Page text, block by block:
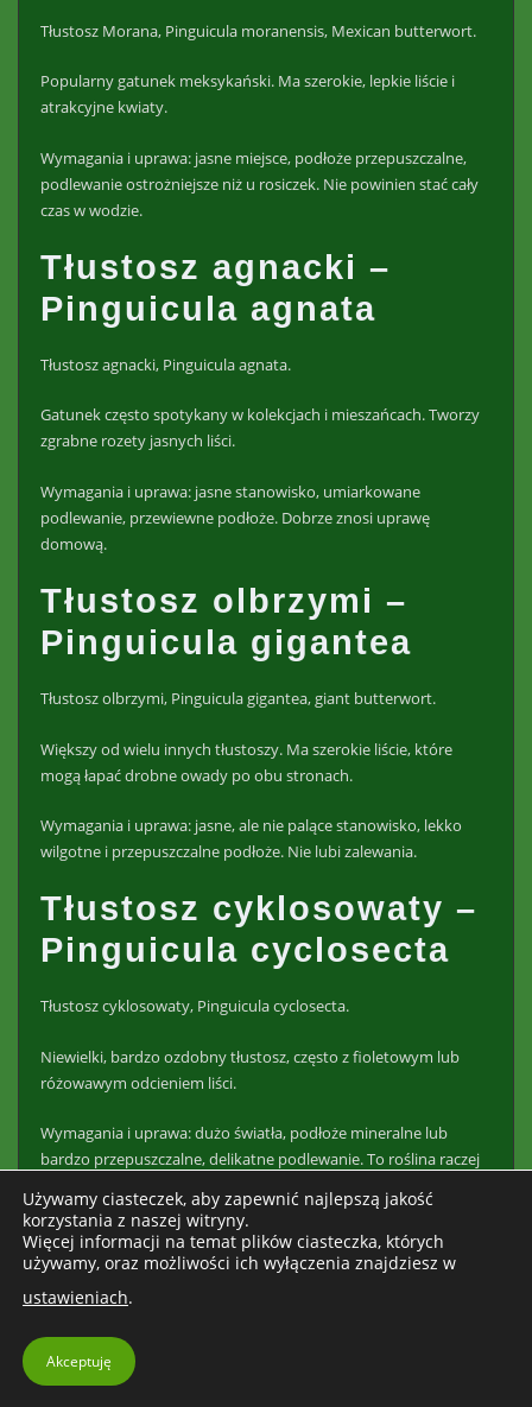
Tłustosz Morana, Pinguicula moranensis, Mexican butterwort.
Popularny gatunek meksykański. Ma szerokie, lepkie liście i
atrakcyjne kwiaty.
Wymagania i uprawa: jasne miejsce, podłoże przepuszczalne,
podlewanie ostrożniejsze niż u rosiczek. Nie powinien stać cały
czas w wodzie.
Tłustosz agnacki –
Pinguicula agnata
Tłustosz agnacki, Pinguicula agnata.
Gatunek często spotykany w kolekcjach i mieszańcach. Tworzy
zgrabne rozety jasnych liści.
Wymagania i uprawa: jasne stanowisko, umiarkowane
podlewanie, przewiewne podłoże. Dobrze znosi uprawę
domową.
Tłustosz olbrzymi –
Pinguicula gigantea
Tłustosz olbrzymi, Pinguicula gigantea, giant butterwort.
Większy od wielu innych tłustoszy. Ma szerokie liście, które
mogą łapać drobne owady po obu stronach.
Wymagania i uprawa: jasne, ale nie palące stanowisko, lekko
wilgotne i przepuszczalne podłoże. Nie lubi zalewania.
Tłustosz cyklosowaty –
Pinguicula cyclosecta
Tłustosz cyklosowaty, Pinguicula cyclosecta.
Niewielki, bardzo ozdobny tłustosz, często z fioletowym lub
różowawym odcieniem liści.
Wymagania i uprawa: dużo światła, podłoże mineralne lub
bardzo przepuszczalne, delikatne podlewanie. To roślina raczej
Tłustosz Essera –
Pinguicula esseriana
Tłustosz Essera, Pinguicula esseriana.
Miniaturowy tłustosz o drobnej rozecie. Bardzo ładny, ale
Używamy ciasteczek, aby zapewnić najlepszą jakość
korzystania z naszej witryny.
Więcej informacji na temat plików ciasteczka, których
używamy, oraz możliwości ich wyłączenia znajdziesz w
ustawieniach.
Akceptuję